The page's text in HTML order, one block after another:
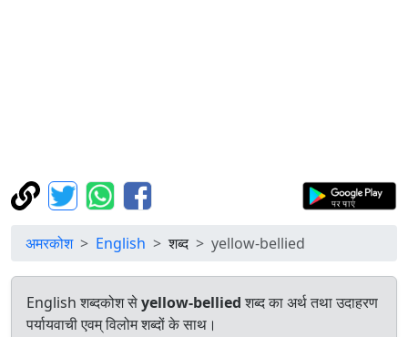
अमरकोश English शब्द yellow-bellied
English शब्दकोश सेyellow-belliedशब्द का अर्थ तथा उदाहरण
पर्यायवाची एवम् विलोम शब्दों के साथ।